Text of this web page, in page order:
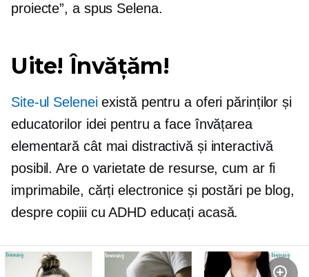
proiecte”, a spus Selena.
Uite! Învățăm!
Site-ul Seleneiexistă pentru a oferi părinților și
educatorilor idei pentru a face învățarea
elementară cât mai distractivă și interactivă
posibil. Are o varietate de resurse, cum ar fi
imprimabile, cărți electronice și postări pe blog,
despre copiii cu ADHD educați acasă.